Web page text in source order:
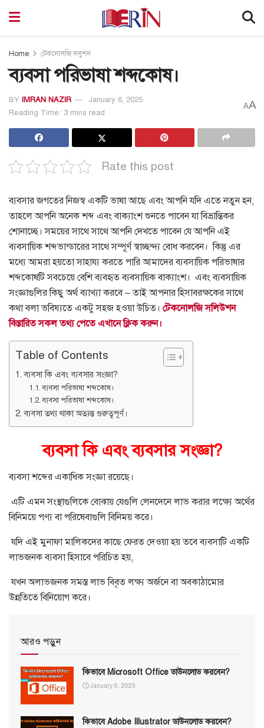
Home টেকনোলজি সলুশন
ব্যবসা পরিভাষা শব্দকোষ।
BY IMRAN NAZIR
January 6, 2025
Reading Time: 3 mins read
AA
Rate this post
ব্যবসার জগতের নিজস্ব একটি ভাষা আছে এবং আপনি যদি এতে নতুন হন,
তাহলে আপনি অনেক শব্দ এবং বাক্যাংশ শুনতে পাবেন যা বিভ্রান্তিকর
শোনাচ্ছে।সময়ের সাথে সাথে আপনি দেখতে পাবেন যে আপনি এই
ব্যবসায়িক শব্দভান্ডারের সাথে সম্পূর্ণ স্বাচ্ছন্দ্য বোধ করবেন। কিন্তু এর
মধ্যে আমরা হয়তো সাহায্য করতে পারি আমাদের ব্যবসায়িক পরিভাষার
শব্দকোষটি সবচেয়ে বেশি ব্যবহৃত ব্যবসায়িক বাক্যাংশ। এবং ব্যবসায়িক
সংজ্ঞাগুলির কিছু অর্থ ব্যাখ্যা করবে – তাই আপনার হিসাবরক্ষকের সাথে
কথা বলা ভবিষ্যতে একটু সহজ হওয়া উচিত। টেকনোলজি সলিউশন
বিস্তারিত সকল তথ্য পেতে এখানে ক্লিক করুন।
Table of Contents
ব্যবসা কি এবং ব্যবসার সংজ্ঞা?
ব্যবসা পরিভাষা শব্দকোষ।
ব্যবসা পরিভাষা শব্দকোষ।
ব্যবসা তথ্য থাকা অত্যন্ত গুরুত্বপূর্ণ।
ব্যবসা কি এবং ব্যবসার সংজ্ঞা?
ব্যবসা শব্দের একাধিক সংজ্ঞা রয়েছে।
এটি এমন সংস্থাগুলিকে বোঝায় যেগুলি লেনদেনে লাভ করার লক্ষ্যে অর্থের
বিনিময়ে পণ্য বা পরিষেবাগুলি বিনিময় করে।
যদি এই মুনাফা মালিকদের কাছে ফেরত দেওয়া হয় তবে ব্যবসাটি একটি
লাভজনক ব্যবসা হিসাবে পরিচিত হয়,
যখন অলাভজনক সমস্ত লাভ বিবৃত লক্ষ্য অর্জনে বা অবকাঠামোর
উন্নতিতে বিনিয়োগ করে।
আরও পড়ুন
কিভাবে Microsoft Office ডাউনলোড করবেন?
January 6, 2025
কিভাবে Adobe Illustrator ডাউনলোড করবেন?